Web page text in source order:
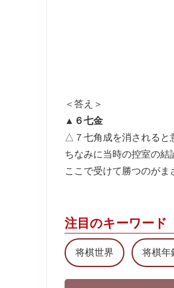
＜答え＞
▲６七金
△７七角成を消されると
ちなみに当時の控室の結
ここで受けて勝つのがま
注目のキーワード
将棋世界 将棋年